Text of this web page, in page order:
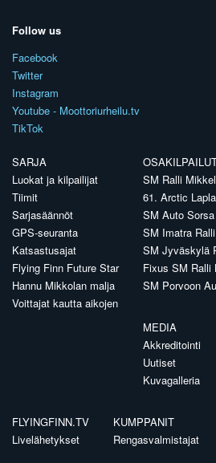
Follow us
Facebook
Twitter
Instagram
Youtube - Moottoriurheilu.tv
TikTok
SARJA
Luokat ja kilpailijat
Tiimit
Sarjasäännöt
GPS-seuranta
Katsastusajat
Flying Finn Future Star
Hannu Mikkolan malja
Voittajat kautta aikojen
SM Ralli
61. Arctic
SM Auto
SM Imatra Ralli
SM Jyväskylä
Fixus SM Ralli
SM Porvoon
MEDIA
Akkreditointi
Uutiset
Kuvagalleria
FLYINGFINN.TV
Livelähetykset
KUMPPANIT
Rengasvalmistajat